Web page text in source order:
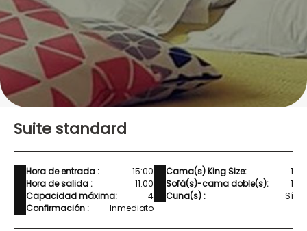
Suite standard
Hora de entrada :
15:00
Hora de salida :
11:00
Capacidad máxima:
4
Confirmación :
Inmediato
Cama(s) King Size:
1
Sofá(s)-cama doble(s):
1
Cuna(s) :
Sí